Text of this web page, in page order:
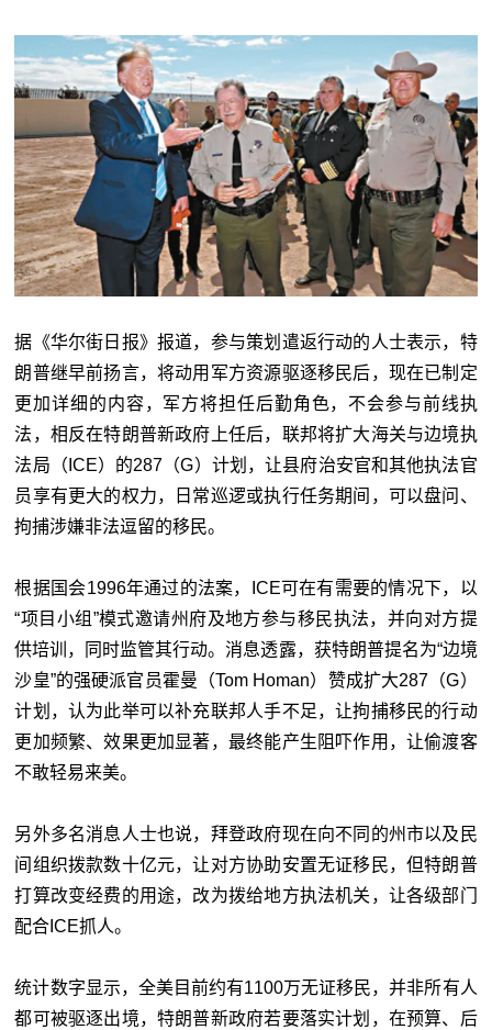
据《华尔街日报》报道，参与策划遣返行动的人士表示，特
朗普继早前扬言，将动用军方资源驱逐移民后，现在已制定
更加详细的内容，军方将担任后勤角色，不会参与前线执
法，相反在特朗普新政府上任后，联邦将扩大海关与边境执
法局（ICE）的287（G）计划，让县府治安官和其他执法官
员享有更大的权力，日常巡逻或执行任务期间，可以盘问、
拘捕涉嫌非法逗留的移民。
根据国会1996年通过的法案，ICE可在有需要的情况下，以
“项目小组”模式邀请州府及地方参与移民执法，并向对方提
供培训，同时监管其行动。消息透露，获特朗普提名为“边境
沙皇”的强硬派官员霍曼（Tom Homan）赞成扩大287（G）
计划，认为此举可以补充联邦人手不足，让拘捕移民的行动
更加频繁、效果更加显著，最终能产生阻吓作用，让偷渡客
不敢轻易来美。
另外多名消息人士也说，拜登政府现在向不同的州市以及民
间组织拨款数十亿元，让对方协助安置无证移民，但特朗普
打算改变经费的用途，改为拨给地方执法机关，让各级部门
配合ICE抓人。
统计数字显示，全美目前约有1100万无证移民，并非所有人
都可被驱逐出境，特朗普新政府若要落实计划，在预算、后